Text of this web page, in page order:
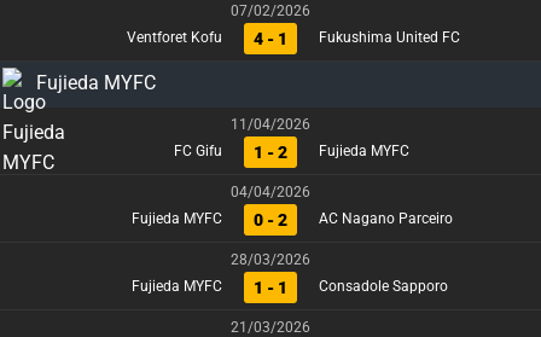
07/02/2026
Ventforet Kofu
4 - 1 Fukushima United FC
Fujieda MYFC
11/04/2026
FC Gifu
1 - 2 Fujieda MYFC
04/04/2026
Fujieda MYFC
0 - 2 AC Nagano Parceiro
28/03/2026
Fujieda MYFC
1 - 1 Consadole Sapporo
21/03/2026